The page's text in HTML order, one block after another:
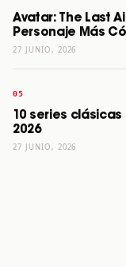
Avatar: The Last
Personaje Más
27 JUNIO, 2026
10 series
2026
27 JUNIO, 2026